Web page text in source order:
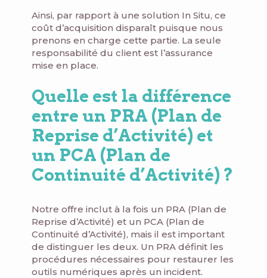
Ainsi, par rapport à une solution In Situ, ce
coût d’acquisition disparaît puisque nous
prenons en charge cette partie. La seule
responsabilité du client est l’assurance
mise en place.
Quelle est la différence
entre un PRA (Plan de
Reprise d’Activité) et
un PCA (Plan de
Continuité d’Activité) ?
Notre offre inclut à la fois un PRA (Plan de
Reprise d’Activité) et un PCA (Plan de
Continuité d’Activité), mais il est important
de distinguer les deux. Un PRA définit les
procédures nécessaires pour restaurer les
outils numériques après un incident.